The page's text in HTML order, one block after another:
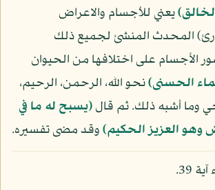
يعني للأجسام والاعراض
المحدث المنشئ لجميع ذلك
الأجسام على اختلافها من الحيوان
الحسنى)نحو الله، الرحمن، الرحيم،
وما أشبه ذلك. ثم قال(يسبح له ما في
وهو العزيز الحكيم)وقد مضى تفسيره.